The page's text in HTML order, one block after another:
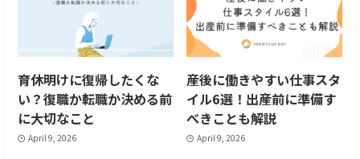
育休明けに復帰したくな
い？復職か転職か決める前
に大切なこと
April 9, 2026
産後に働きやすい仕事スタ
イル6選！出産前に準備す
べきことも解説
April 9, 2026